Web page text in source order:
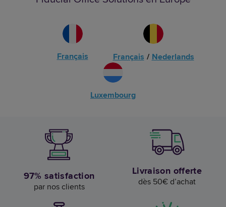
Français Français / Nederlands
Luxembourg
97% satisfaction
par nos clients
Livraison offerte
dès 50€ d’achat